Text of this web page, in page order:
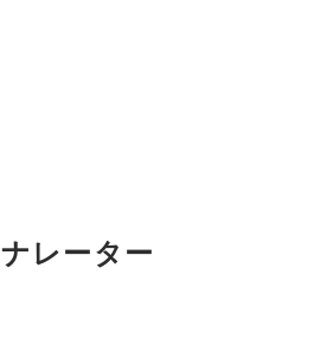
レーター